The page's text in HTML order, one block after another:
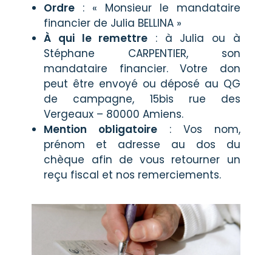
Ordre : « Monsieur le mandataire
financier de Julia BELLINA »
À qui le remettre : à Julia ou à
Stéphane CARPENTIER, son
mandataire financier. Votre don
peut être envoyé ou déposé au QG
de campagne, 15bis rue des
Vergeaux – 80000 Amiens.
Mention obligatoire : Vos nom,
prénom et adresse au dos du
chèque afin de vous retourner un
reçu fiscal et nos remerciements.